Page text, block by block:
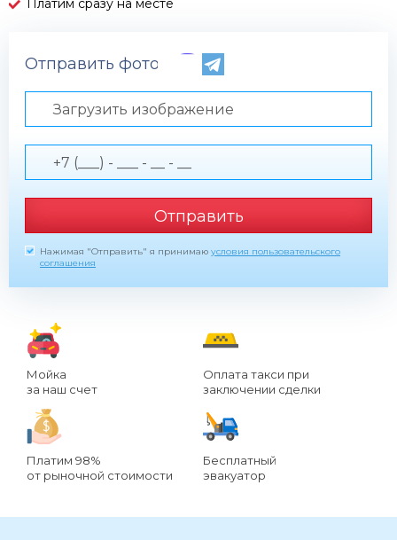
Платим сразу на месте
Отправить фото по телефону
Загрузить изображение
Отправить
Нажимая "Отправить" я принимаю условия пользовательского
соглашения
Мойка
за наш счет
Оплата такси при
заключении сделки
Платим 98%
от рыночной стоимости
Бесплатный
эвакуатор